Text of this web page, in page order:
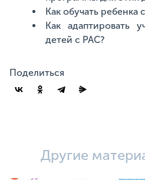
Как обучать ребенка
Как адаптировать
детей с РАС?
Поделиться
Другие